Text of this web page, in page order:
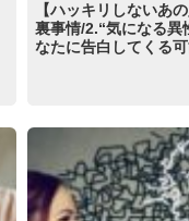
【ハッキリしないあ
裏事情/2.“気になる異
なたに告白してくる